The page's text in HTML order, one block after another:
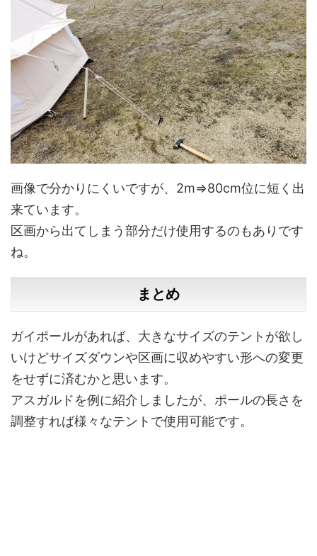
画像で分かりにくいですが、2m⇒80cm位に短く出
来ています。
区画から出てしまう部分だけ使用するのもありです
ね。
まとめ
ガイポールがあれば、大きなサイズのテントが欲し
いけどサイズダウンや区画に収めやすい形への変更
をせずに済むかと思います。
アスガルドを例に紹介しましたが、ポールの長さを
調整すれば様々なテントで使用可能です。